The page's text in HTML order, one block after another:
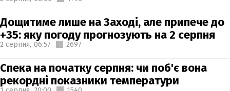
Дощитиме лише на Заході, але припече до
+35: яку погоду прогнозують на 2 серпня
2 серпня, 06:57 2697
Спека на початку серпня: чи поб'є вона
рекордні показники температури